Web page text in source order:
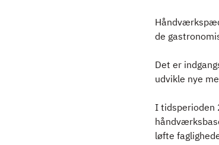
de
Det er
udvikle nye
I tidsperioden
løfte